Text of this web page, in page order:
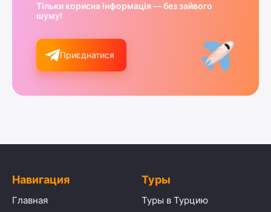
Тільки корисна інформація — без зайвого
шуму!
Приєднатися
Навигация
Главная
Туры
Туры в Турцию